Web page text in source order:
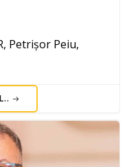
Petrișor Peiu,